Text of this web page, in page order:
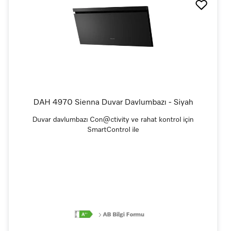
DAH 4970 Sienna Duvar Davlumbazı - Siyah
Duvar davlumbazı Con@ctivity ve rahat kontrol için
SmartControl ile
AB Bilgi Formu